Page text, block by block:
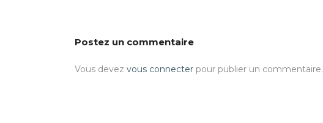
Postez un commentaire
Vous devez vous connecter pour publier un commentaire.